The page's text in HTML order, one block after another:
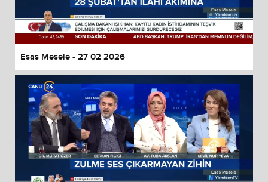
Esas Mesele - 27 02 2026